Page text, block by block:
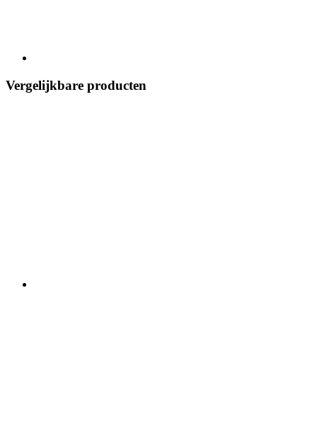
Vergelijkbare producten